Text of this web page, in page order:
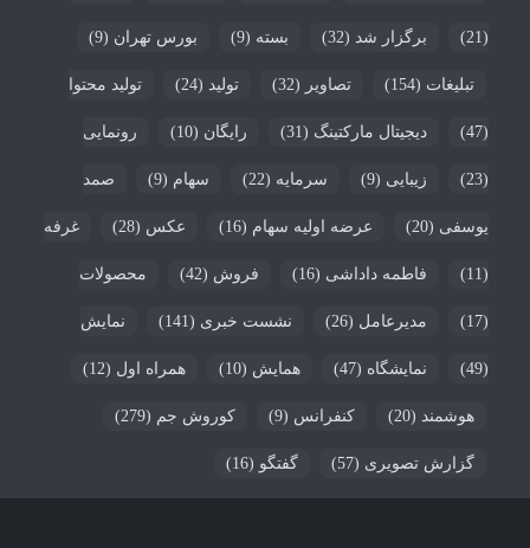
(21) برگزار شد (32) بسته (9) بورس تهران (9)
تبلیغات (154) تصاویر (32) تولید (24) تولید محتوا
(47) دیجیتال مارکتینگ (31) رایگان (10) رونمایی
(23) زیبایی (9) سرمایه (22) سهام (9) صمد
یوسفی (20) عرضه اولیه سهام (16) عکس (28) غرفه
(11) فاطمه داداشی (16) فروش (42) محصولات
(17) مدیرعامل (26) نشست خبری (141) نمایش
(49) نمایشگاه (47) همایش (10) همراه اول (12)
هوشمند (20) کنفرانس (9) کوروش جم (279)
گزارش تصویری (57) گفتگو (16)